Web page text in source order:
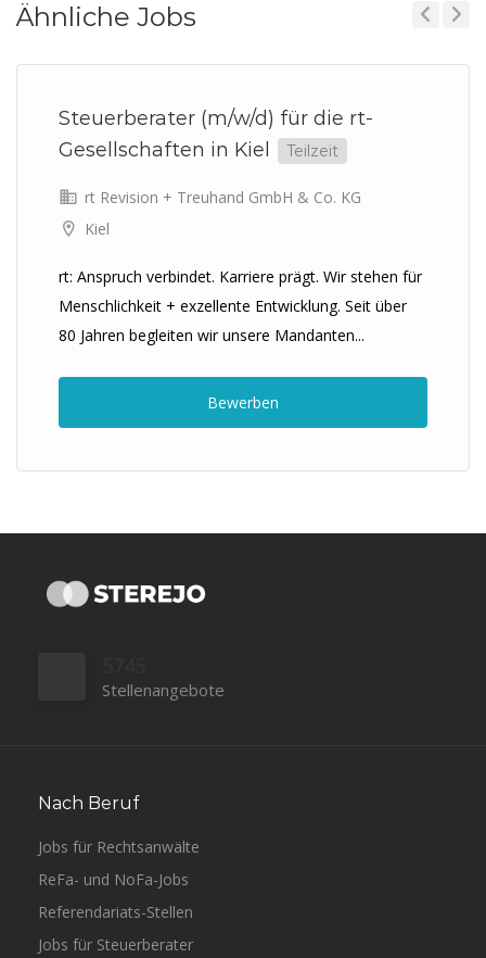
Ähnliche Jobs
Steuerberater (m/w/d) für die rt-
Gesellschaften in Kiel
Teilzeit
rt Revision + Treuhand GmbH & Co. KG
Kiel
rt: Anspruch verbindet. Karriere prägt. Wir stehen für
Menschlichkeit + exzellente Entwicklung. Seit über
80 Jahren begleiten wir unsere Mandanten...
Bewerben
Stellenangebote
Nach Beruf
Jobs für Rechtsanwälte
ReFa- und NoFa-Jobs
Referendariats-Stellen
Jobs für Steuerberater